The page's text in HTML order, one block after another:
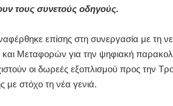
τους συνετούς οδηγούς.
επίσης στη συνεργασία με τη
Μεταφορών για την ψηφιακή
οι δωρεές εξοπλισμού προς την
με στόχο τη νέα γενιά.